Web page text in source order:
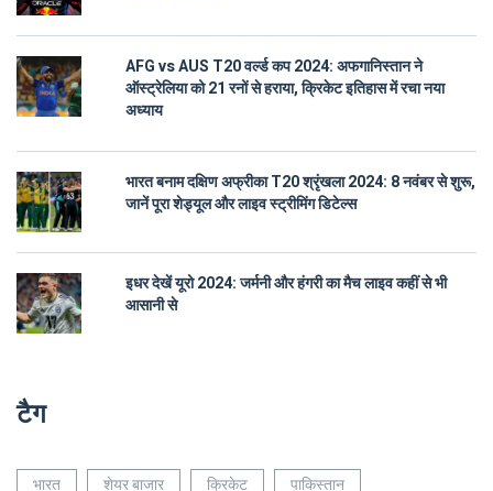
AFG vs AUS T20 वर्ल्ड कप 2024: अफगानिस्तान ने
ऑस्ट्रेलिया को 21 रनों से हराया, क्रिकेट इतिहास में रचा नया
अध्याय
भारत बनाम दक्षिण अफ्रीका T20 श्रृंखला 2024: 8 नवंबर से शुरू,
जानें पूरा शेड्यूल और लाइव स्ट्रीमिंग डिटेल्स
इधर देखें यूरो 2024: जर्मनी और हंगरी का मैच लाइव कहीं से भी
आसानी से
टैग
भारत शेयर बाजार क्रिकेट
पाकिस्तान